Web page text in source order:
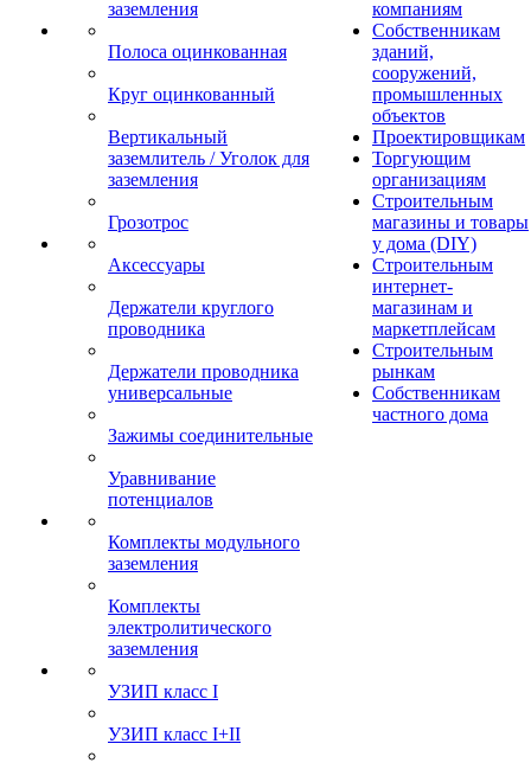
заземления
Полоса оцинкованная
Круг оцинкованный
Вертикальный
заземлитель / Уголок для
заземления
Грозотрос
Аксессуары
Держатели круглого
проводника
Держатели проводника
универсальные
Зажимы соединительные
Уравнивание
потенциалов
Комплекты модульного
заземления
Комплекты
электролитического
заземления
УЗИП класс I
УЗИП класс I+II
компаниям
Собственникам
зданий,
сооружений,
промышленных
объектов
Проектировщикам
Торгующим
организациям
Строительным
магазины и товары
у дома (DIY)
Строительным
интернет-
магазинам и
маркетплейсам
Строительным
рынкам
Собственникам
частного дома